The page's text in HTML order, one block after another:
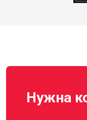
Нужна